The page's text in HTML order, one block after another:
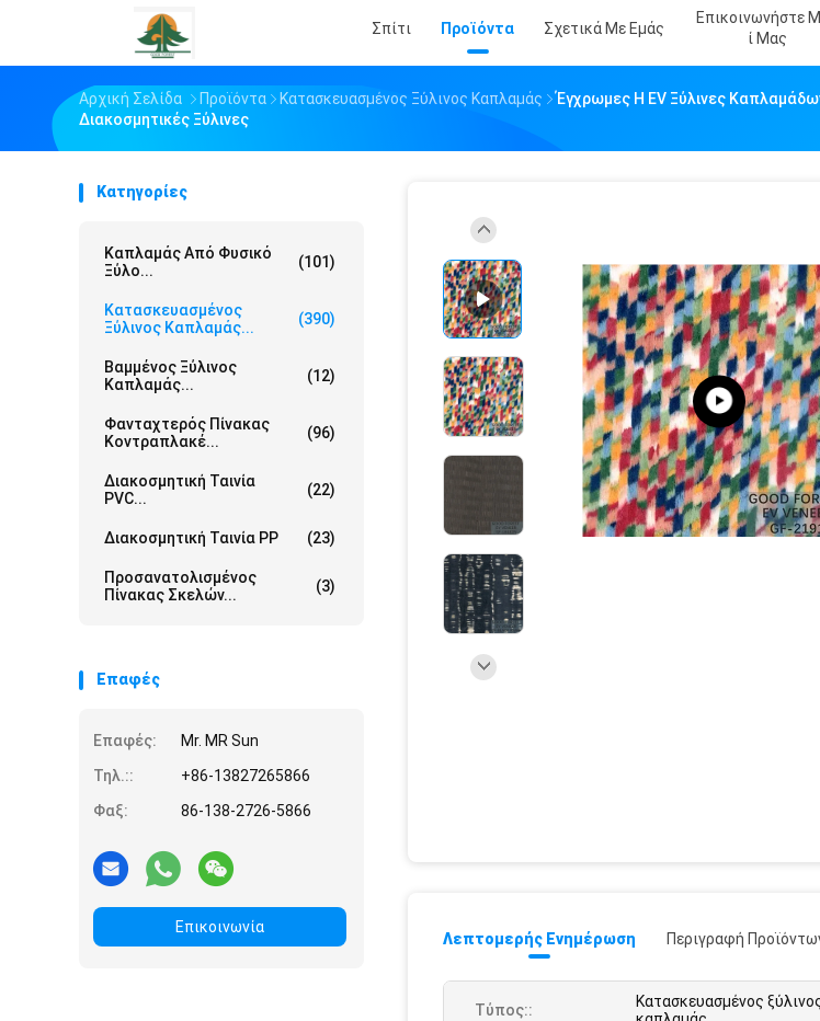
Σπίτι Προϊόντα Σχετικά Με Εμάς
Επικοινωνήστε
Ί Μας
Αρχική Σελίδα Προϊόντα Κατασκευασμένος Ξύλινος Καπλαμάς
Έγχρωμες Η EV Ξύλινες
Διακοσμητικές Ξύλινες
Κατηγορίες
Καπλαμάς Από Φυσικό
Ξύλο...
(101)
Κατασκευασμένος
Ξύλινος Καπλαμάς...
(390)
Βαμμένος Ξύλινος
Καπλαμάς...
(12)
Φανταχτερός Πίνακας
Κοντραπλακέ...
(96)
Διακοσμητική Ταινία
PVC...
(22)
Διακοσμητική Ταινία PP (23)
Προσανατολισμένος
Πίνακας Σκελών...
(3)
Επαφές
Επαφές:
Mr. MR Sun
Τηλ.::
+86-13827265866
Φαξ:
86-138-2726-5866
Επικοινωνία
Λεπτομερής Ενημέρωση Περιγραφή
Τύπος::
Κατασκευασμένος